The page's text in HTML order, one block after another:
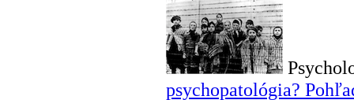
psychopatológia?